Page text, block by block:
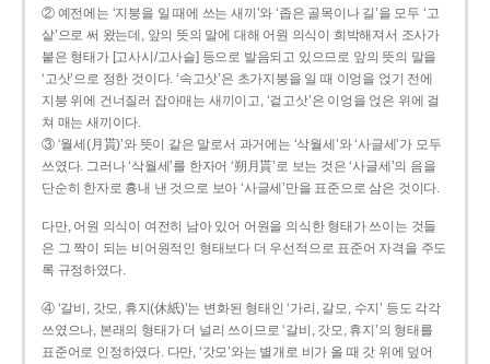
② 예전에는 ‘지붕을 일 때에 쓰는 새끼’와 ‘좁은 골목이나 길’을 모두 ‘고
샅’으로 써 왔는데, 앞의 뜻의 말에 대해 어원 의식이 희박해져서 조사가
붙은 형태가 [고사시/고사슬] 등으로 발음되고 있으므로 앞의 뜻의 말을
‘고삿’으로 정한 것이다. ‘속고삿’은 초가지붕을 일 때 이엉을 얹기 전에
지붕 위에 건너질러 잡아매는 새끼이고, ‘겉고삿’은 이엉을 얹은 위에 걸
쳐 매는 새끼이다.
③ ‘월세(月貰)’와 뜻이 같은 말로서 과거에는 ‘삭월세’와 ‘사글세’가 모두
쓰였다. 그러나 ‘삭월세’를 한자어 ‘朔月貰’로 보는 것은 ‘사글세’의 음을
단순히 한자로 흉내 낸 것으로 보아 ‘사글세’만을 표준으로 삼은 것이다.
다만, 어원 의식이 여전히 남아 있어 어원을 의식한 형태가 쓰이는 것들
은 그 짝이 되는 비어원적인 형태보다 더 우선적으로 표준어 자격을 주도
록 규정하였다.
④ ‘갈비, 갓모, 휴지(休紙)’는 변화된 형태인 ‘가리, 갈모, 수지’ 등도 각각
쓰였으나, 본래의 형태가 더 널리 쓰이므로 ‘갈비, 갓모, 휴지’의 형태를
표준어로 인정하였다. 다만, ‘갓모’와는 별개로 비가 올 때 갓 위에 덮어